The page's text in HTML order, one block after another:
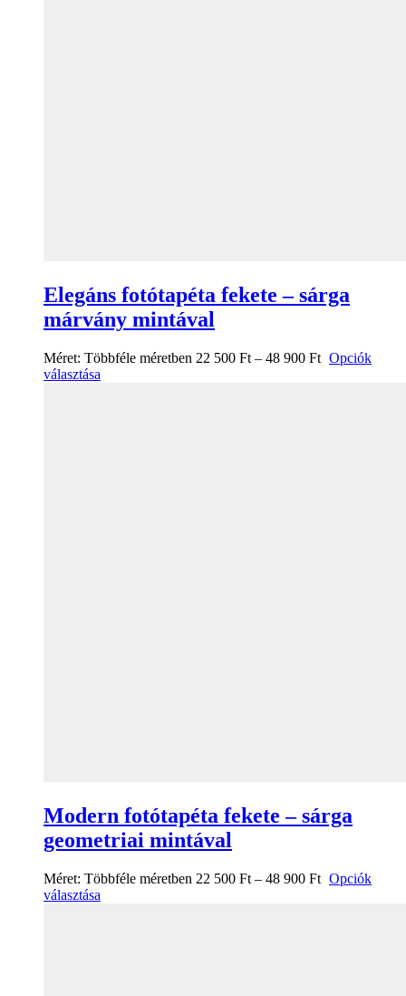
Elegáns fotótapéta fekete – sárga
márvány mintával
Méret: Többféle méretben 22 500 Ft – 48 900 Ft Opciók
választása
Modern fotótapéta fekete – sárga
geometriai mintával
Méret: Többféle méretben 22 500 Ft – 48 900 Ft Opciók
választása